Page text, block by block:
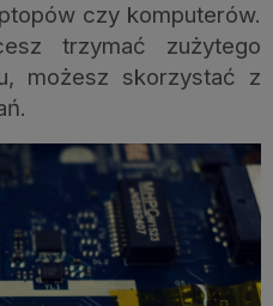
czy komputerów.
trzymać zużytego
możesz skorzystać z